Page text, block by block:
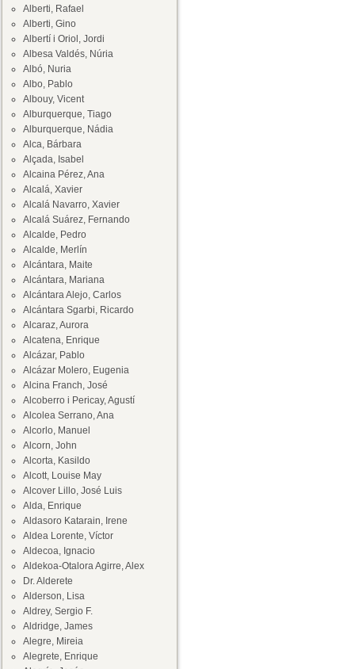
Alberti, Rafael
Alberti, Gino
Albertí i Oriol, Jordi
Albesa Valdés, Núria
Albó, Nuria
Albo, Pablo
Albouy, Vicent
Alburquerque, Tiago
Alburquerque, Nádia
Alca, Bárbara
Alçada, Isabel
Alcaina Pérez, Ana
Alcalá, Xavier
Alcalá Navarro, Xavier
Alcalá Suárez, Fernando
Alcalde, Pedro
Alcalde, Merlín
Alcántara, Maite
Alcántara, Mariana
Alcántara Alejo, Carlos
Alcántara Sgarbi, Ricardo
Alcaraz, Aurora
Alcatena, Enrique
Alcázar, Pablo
Alcázar Molero, Eugenia
Alcina Franch, José
Alcoberro i Pericay, Agustí
Alcolea Serrano, Ana
Alcorlo, Manuel
Alcorn, John
Alcorta, Kasildo
Alcott, Louise May
Alcover Lillo, José Luis
Alda, Enrique
Aldasoro Katarain, Irene
Aldea Lorente, Víctor
Aldecoa, Ignacio
Aldekoa-Otalora Agirre, Alex
Dr. Alderete
Alderson, Lisa
Aldrey, Sergio F.
Aldridge, James
Alegre, Mireia
Alegrete, Enrique